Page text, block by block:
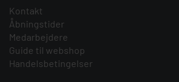
Kontakt
Åbningstider
Medarbejdere
Guide til webshop
Handelsbetingelser